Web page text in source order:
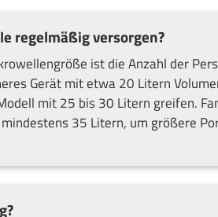
regelmäßig versorgen?
ist die Anzahl der
Gerät mit etwa 20 Litern
mit 25 bis 30 Litern greifen.
35 Litern, um größere